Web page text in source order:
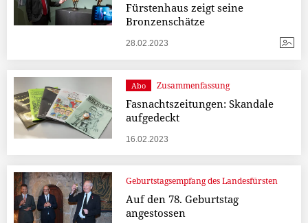
Fürstenhaus zeigt seine
Bronzenschätze
28.02.2023
Abo Zusammenfassung
Fasnachtszeitungen: Skandale
aufgedeckt
16.02.2023
Geburtstagsempfang des Landesfürsten
Auf den 78. Geburtstag
angestossen